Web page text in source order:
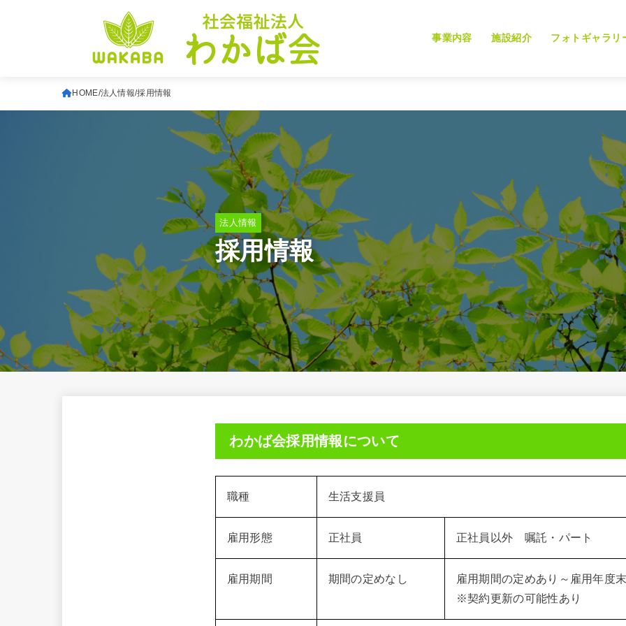
事業内容 施設紹介 フォトギャラリ
HOME 法人情報 採用情報
法人情報
採用情報
わかば会採用情報について
職種 生活支援員
雇用形態 正社員 正社員以外 嘱託・パート
雇用期間 期間の定めなし
雇用期間の定めあり～雇用年度
※契約更新の可能性あり